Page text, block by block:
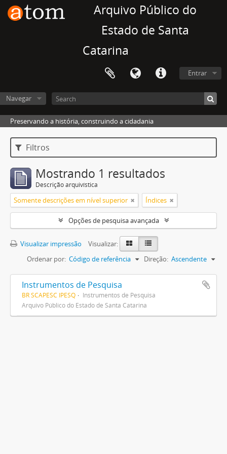
Arquivo Público do
Estado de Santa
Catarina
Entrar
Navegar
Preservando a história, construindo a cidadania
Filtros
Mostrando 1 resultados
Descrição arquivística
Somente descrições em nível superior Índices
Opções de pesquisa avançada
Visualizar impressão
Visualizar:
Ordenar por: Código de referência Direção: Ascendente
Instrumentos de Pesquisa
BR SCAPESC IPESQ
Instrumentos de Pesquisa
Arquivo Público do Estado de Santa Catarina